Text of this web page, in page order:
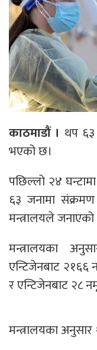
काठमाडौं । थप ६३
भएको छ।
पछिल्लो २४
६३ जनामा
मन्त्रालयले
मन्त्रालयका
एन्टिजेनबाट २१६६
र एन्टिजेनबाट २८
मन्त्रालयका